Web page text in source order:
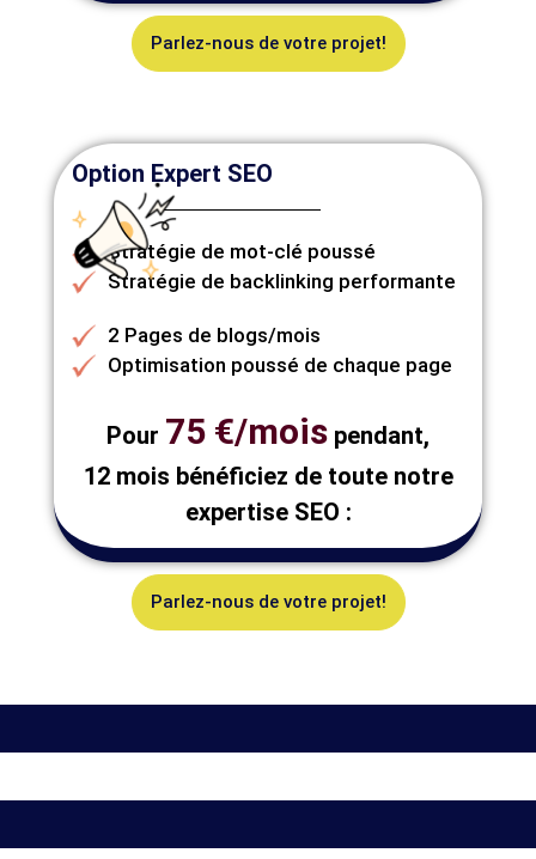
Parlez-nous de votre projet!
Option Expert SEO
Stratégie de mot-clé poussé
Stratégie de backlinking performante
2 Pages de blogs/mois
Optimisation poussé de chaque page
Pour 75 €/mois pendant,
12 mois bénéficiez de toute notre
expertise SEO :
Parlez-nous de votre projet!